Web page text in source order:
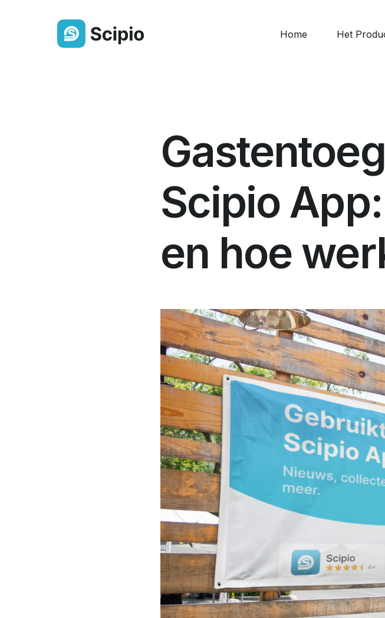
Home Het
gemeenteleden
Berichten & Delen
bestanden of een oproep
Orden leden overzichtelijk in
groepen zoals wijken of teams
Upload en
Scipio
en hoe